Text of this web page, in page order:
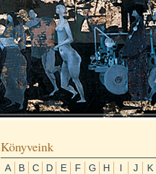
Könyveink
A B C D E F G H I J K